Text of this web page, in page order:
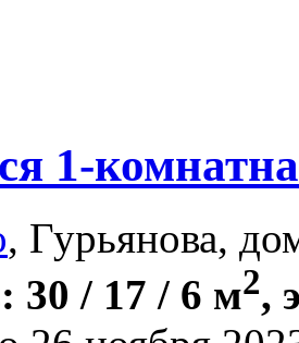
1-
, Гурьянова,
/ 17 / 6 м2,